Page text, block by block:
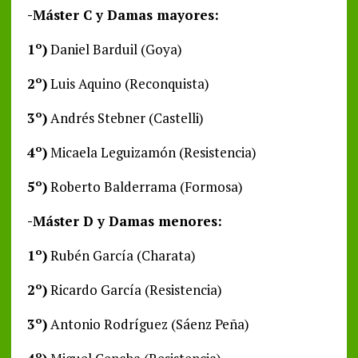
-Máster C y Damas mayores:
1º)Daniel Barduil (Goya)
2º)Luis Aquino (Reconquista)
3º)Andrés Stebner (Castelli)
4º)Micaela Leguizamón (Resistencia)
5º)Roberto Balderrama (Formosa)
-Máster D y Damas menores:
1º)Rubén García (Charata)
2º)Ricardo García (Resistencia)
3º)Antonio Rodríguez (Sáenz Peña)